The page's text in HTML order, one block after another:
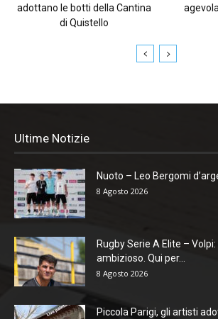
adottano le botti della Cantina
di Quistello
Ultime Notizie
Nuoto – Leo Bergomi
8 Agosto 2026
Rugby Serie A Elite –
ambizioso. Qui per...
8 Agosto 2026
Piccola Parigi, gli artisti